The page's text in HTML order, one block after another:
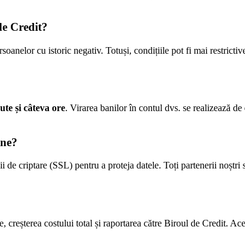
Credit?
cu istoric negativ. Totuși, condițiile pot fi mai
și câteva ore. Virarea banilor în contul dvs. se realizează
criptare (SSL) pentru a proteja datele. Toți partenerii noștri
creșterea costului total și raportarea către Biroul de Credit.